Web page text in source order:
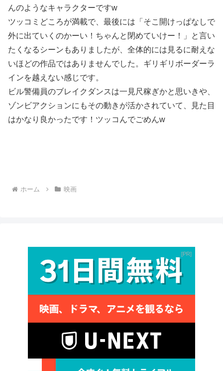
んのようなキャラクターですw
ツッコミどころが満載で、最後には「そこ開けっぱなしで
外に出ていくのかーい！ちゃんと閉めていけー！」と言い
たくなるシーンもありましたが、全体的には見るに耐えな
いほどの作品ではありませんでした。ギリギリボーダーラ
インを越えない感じです。
ビル警備員のブレイクダンスは一見尺稼ぎかと思いきや、
ゾンビアクションにもその動きが活かされていて、見た目
はかなり良かったです！ツッコんでごめんw
ホーム 映画
PR